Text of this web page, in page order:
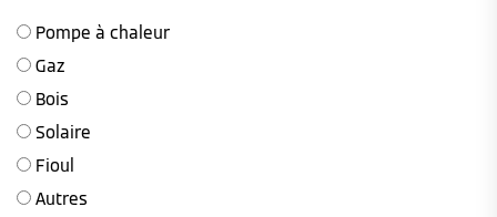
Pompe à chaleur
Gaz
Bois
Solaire
Fioul
Autres